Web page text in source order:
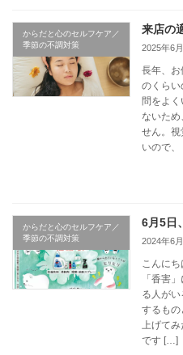
からだと心のセルフケア／
季節の不調対策
来店の
2025年6
長年、
のくら
問をよ
ないた
せん。
いので
からだと心のセルフケア／
季節の不調対策
6月5日
2024年6
こんにち
「香害
る人が
するもの
上げてみ
です […]